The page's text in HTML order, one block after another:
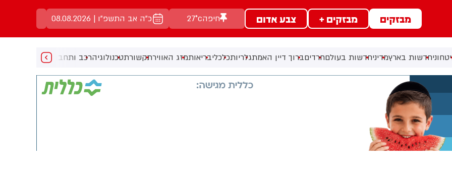
מבזקים מבזקים + צבע אדום חיפה27°c כ"ה אב התשפ"ו | 08.08.2026
חדשות בארץמדיניחדשות בעולםחרדיםברוך דיין האמתגלריותכלכליבריאותמזג האווירתקשורתטכנולוגיהרכב ותחבורהמעניין